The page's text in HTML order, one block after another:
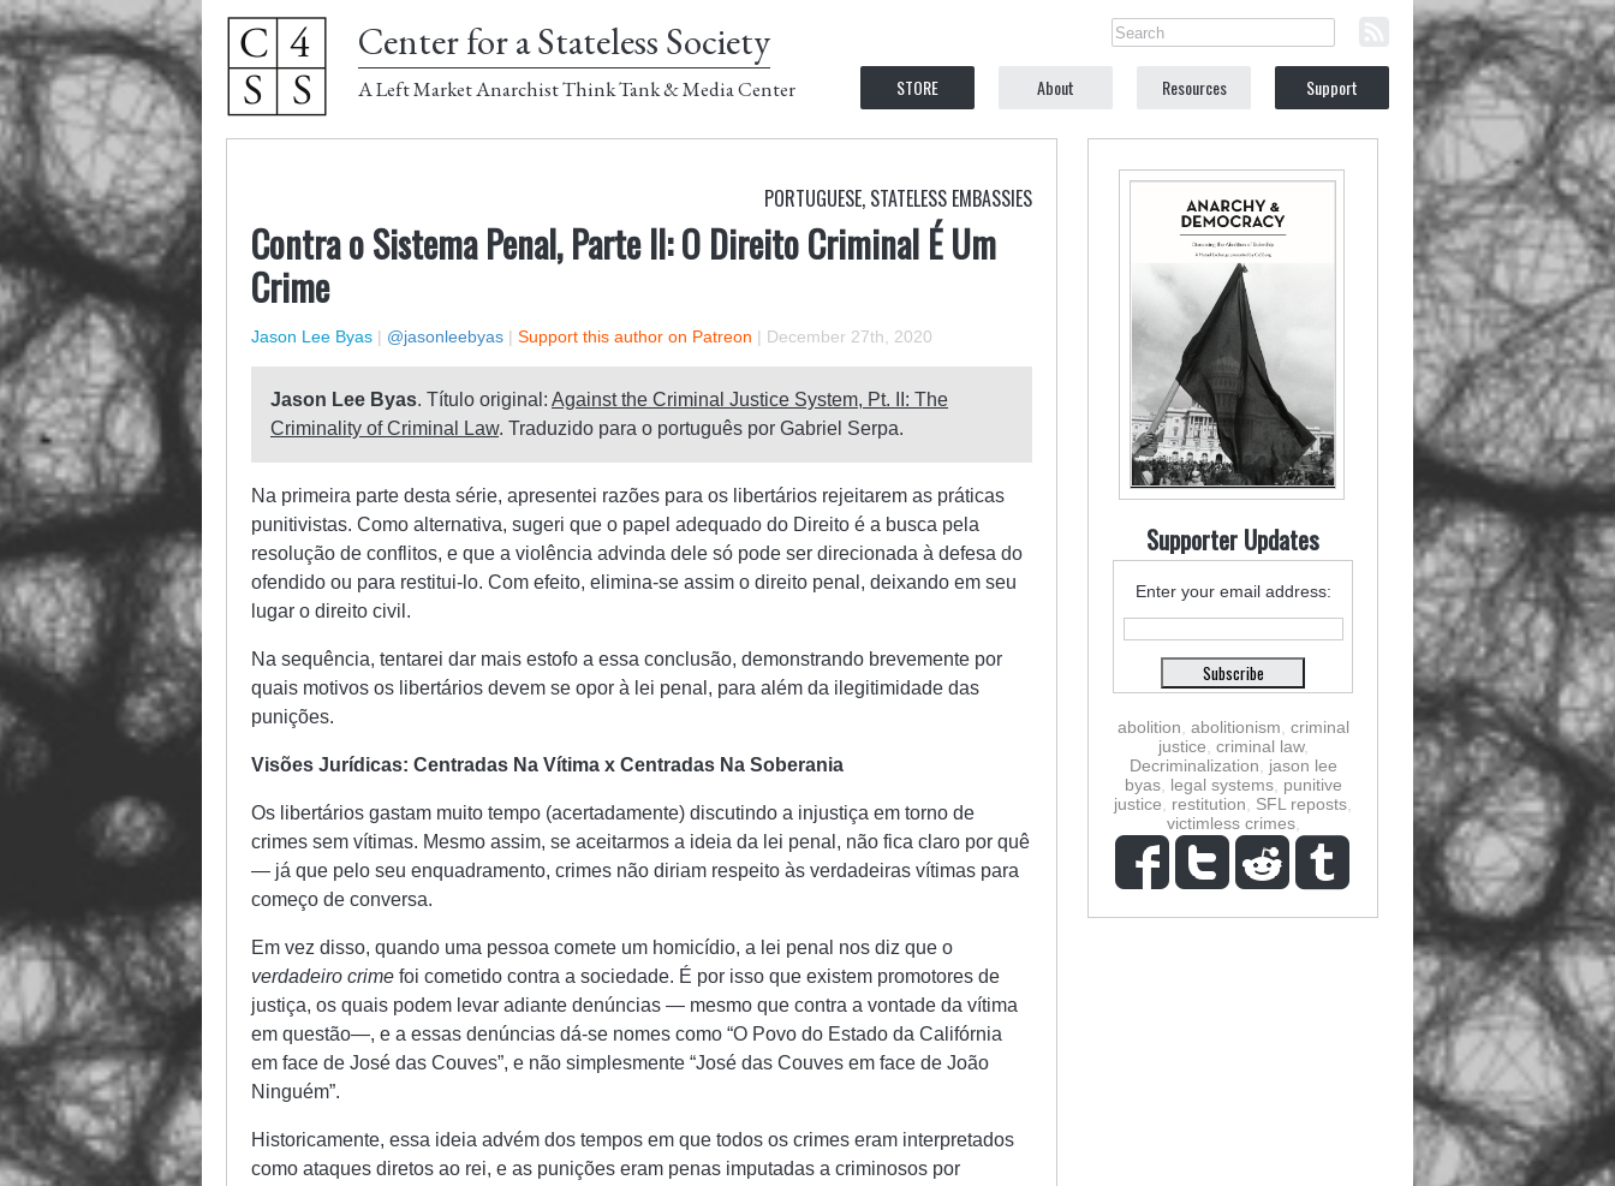
Center for a Stateless Society
A Left Market Anarchist Think Tank & Media Center STORE About Resources Support
PORTUGUESE, STATELESS EMBASSIES
Contra o Sistema Penal, Parte II: O Direito Criminal É Um
Crime
Jason Lee Byas | @jasonleebyas | Support this author on Patreon | December 27th, 2020
Jason Lee Byas. Título original: Against the Criminal Justice System, Pt. II: The
Criminality of Criminal Law. Traduzido para o português por Gabriel Serpa.
Na primeira parte desta série, apresentei razões para os libertários rejeitarem as práticas
punitivistas. Como alternativa, sugeri que o papel adequado do Direito é a busca pela
resolução de conflitos, e que a violência advinda dele só pode ser direcionada à defesa do
ofendido ou para restitui-lo. Com efeito, elimina-se assim o direito penal, deixando em seu
lugar o direito civil.
Na sequência, tentarei dar mais estofo a essa conclusão, demonstrando brevemente por
quais motivos os libertários devem se opor à lei penal, para além da ilegitimidade das
punições.
Visões Jurídicas: Centradas Na Vítima x Centradas Na Soberania
Os libertários gastam muito tempo (acertadamente) discutindo a injustiça em torno de
crimes sem vítimas. Mesmo assim, se aceitarmos a ideia da lei penal, não fica claro por quê
— já que pelo seu enquadramento, crimes não diriam respeito às verdadeiras vítimas para
começo de conversa.
Em vez disso, quando uma pessoa comete um homicídio, a lei penal nos diz que o
verdadeiro crime foi cometido contra a sociedade. É por isso que existem promotores de
justiça, os quais podem levar adiante denúncias — mesmo que contra a vontade da vítima
em questão—, e a essas denúncias dá-se nomes como “O Povo do Estado da Califórnia
em face de José das Couves”, e não simplesmente “José das Couves em face de João
Ninguém”.
Historicamente, essa ideia advém dos tempos em que todos os crimes eram interpretados
como ataques diretos ao rei, e as punições eram penas imputadas a criminosos por
Supporter Updates
Enter your email address:
abolition abolitionism criminal
justice criminal law,
Decriminalization
jason lee
byas, legal systems, punitive
justice
restitution SFL reposts
victimless crimes,